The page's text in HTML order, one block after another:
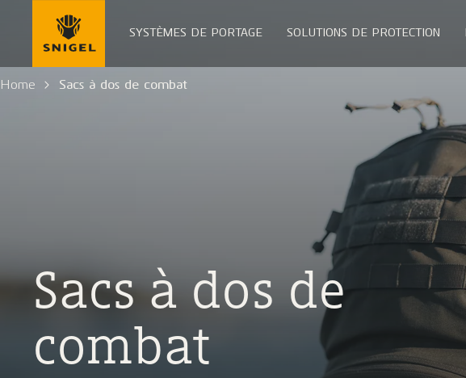
SYSTÈMES DE PORTAGE SOLUTIONS DE PROTECTION
Home Sacs à dos de combat
Sacs à dos de
combat